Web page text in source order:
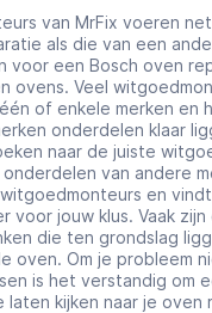
van MrFix voeren
als die van een
voor een Bosch oven
ovens. Veel
of enkele merken en
onderdelen klaar
naar de juiste
van andere
en
voor jouw klus. Vaak zijn
die ten grondslag
oven. Om je probleem
is het verstandig om
kijken naar je oven